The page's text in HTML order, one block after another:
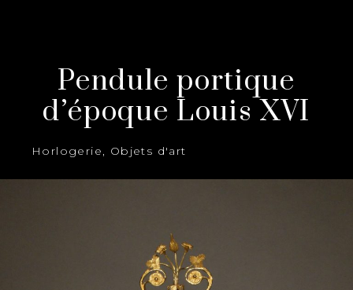
Pendule portique
d’époque Louis XVI
Horlogerie, Objets d'art